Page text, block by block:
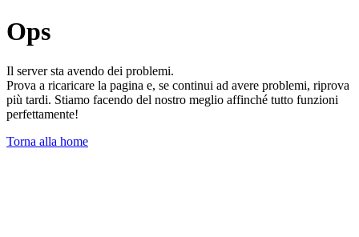
Ops
Il server sta avendo dei problemi.
Prova a ricaricare la pagina e, se continui ad avere problemi, riprova
più tardi. Stiamo facendo del nostro meglio affinché tutto funzioni
perfettamente!
Torna alla home